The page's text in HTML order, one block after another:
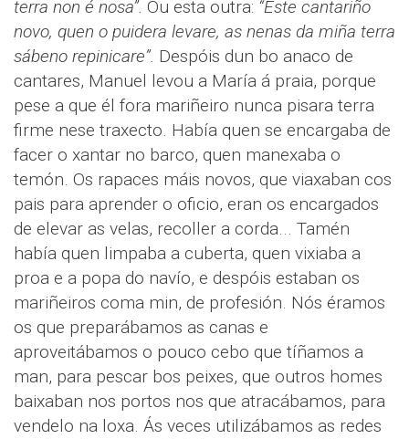
terra non é nosa”. Ou esta outra: “Este cantariño
novo, quen o puidera levare, as nenas da miña terra
sábeno repinicare”. Despóis dun bo anaco de
cantares, Manuel levou a María á praia, porque
pese a que él fora mariñeiro nunca pisara terra
firme nese traxecto. Había quen se encargaba de
facer o xantar no barco, quen manexaba o
temón. Os rapaces máis novos, que viaxaban cos
pais para aprender o oficio, eran os encargados
de elevar as velas, recoller a corda... Tamén
había quen limpaba a cuberta, quen vixiaba a
proa e a popa do navío, e despóis estaban os
mariñeiros coma min, de profesión. Nós éramos
os que preparábamos as canas e
aproveitábamos o pouco cebo que tíñamos a
man, para pescar bos peixes, que outros homes
baixaban nos portos nos que atracábamos, para
vendelo na loxa. Ás veces utilizábamos as redes